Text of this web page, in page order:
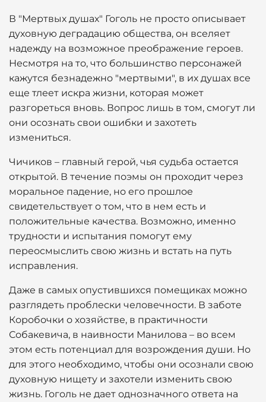
В "Мертвых душах" Гоголь не просто описывает
духовную деградацию общества, он вселяет
надежду на возможное преображение героев.
Несмотря на то, что большинство персонажей
кажутся безнадежно "мертвыми", в их душах все
еще тлеет искра жизни, которая может
разгореться вновь. Вопрос лишь в том, смогут ли
они осознать свои ошибки и захотеть
измениться.
Чичиков – главный герой, чья судьба остается
открытой. В течение поэмы он проходит через
моральное падение, но его прошлое
свидетельствует о том, что в нем есть и
положительные качества. Возможно, именно
трудности и испытания помогут ему
переосмыслить свою жизнь и встать на путь
исправления.
Даже в самых опустившихся помещиках можно
разглядеть проблески человечности. В заботе
Коробочки о хозяйстве, в практичности
Собакевича, в наивности Манилова – во всем
этом есть потенциал для возрождения души. Но
для этого необходимо, чтобы они осознали свою
духовную нищету и захотели изменить свою
жизнь. Гоголь не дает однозначного ответа на